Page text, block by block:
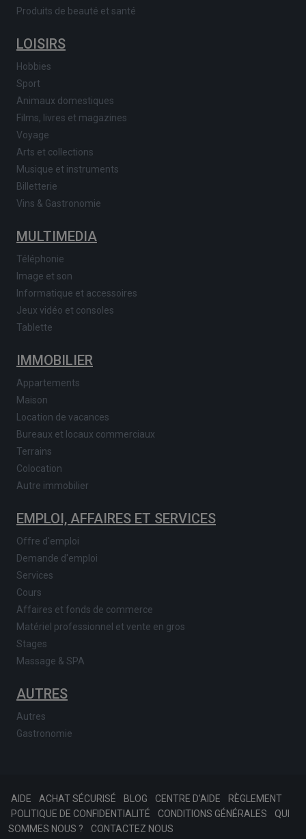
Produits de beauté et santé
LOISIRS
Hobbies
Sport
Animaux domestiques
Films, livres et magazines
Voyage
Arts et collections
Musique et instruments
Billetterie
Vins & Gastronomie
MULTIMEDIA
Téléphonie
Image et son
Informatique et accessoires
Jeux vidéo et consoles
Tablette
IMMOBILIER
Appartements
Maison
Location de vacances
Bureaux et locaux commerciaux
Terrains
Colocation
Autre immobilier
EMPLOI, AFFAIRES ET SERVICES
Offre d'emploi
Demande d'emploi
Services
Cours
Affaires et fonds de commerce
Matériel professionnel et vente en gros
Stages
Massage & SPA
AUTRES
Autres
Gastronomie
AIDE ACHAT SÉCURISÉ BLOG CENTRE D'AIDE
RÈGLEMENT
POLITIQUE DE CONFIDENTIALITÉ
CONDITIONS GÉNÉRALES
QUI
SOMMES NOUS ?
CONTACTEZ NOUS